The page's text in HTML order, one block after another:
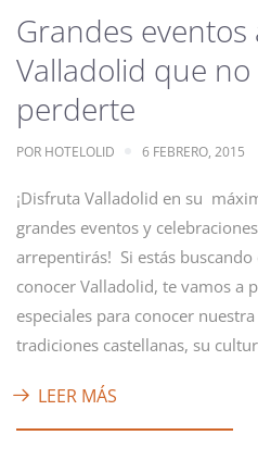
Grandes eventos
Valladolid que
perderte
POR HOTELOLID 6 FEBRERO, 2015
¡Disfruta Valladolid en su
grandes eventos y
arrepentirás! Si estás
conocer Valladolid, te vamos a
especiales para conocer
tradiciones castellanas, su
LEER MÁS